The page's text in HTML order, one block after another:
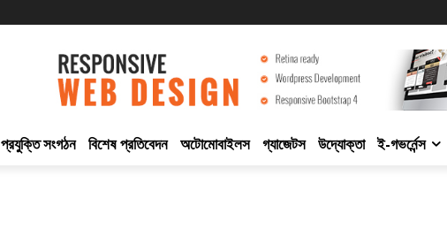
প্রযুক্তি সংগঠন বিশেষ প্রতিবেদন অটোমোবাইলস গ্যাজেটস উদ্যোক্তা ই-গভর্নেন্স